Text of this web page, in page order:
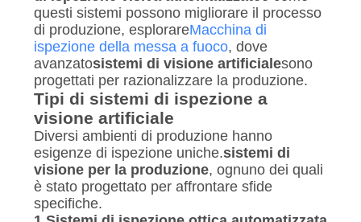
questi sistemi possono migliorare il processo
di produzione, esplorareMacchina di
ispezione della messa a fuoco, dove
avanzatosistemi di visione artificialesono
progettati per razionalizzare la produzione.
Tipi di sistemi di ispezione a
visione artificiale
Diversi ambienti di produzione hanno
esigenze di ispezione uniche.sistemi di
visione per la produzione, ognuno dei quali
è stato progettato per affrontare sfide
specifiche.